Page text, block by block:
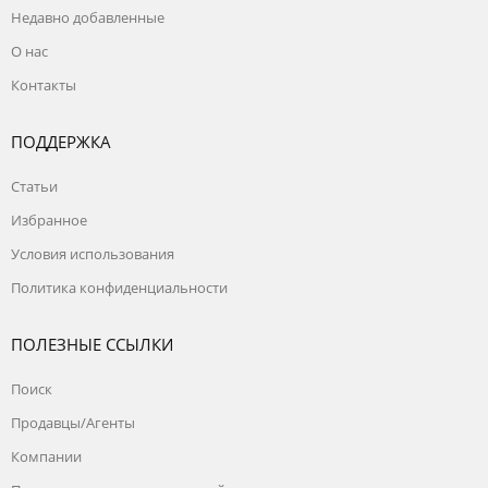
- выходной.
Недавно добавленные
О нас
Контакты
ПОДДЕРЖКА
Статьи
Избранное
Условия использования
Политика конфиденциальности
ПОЛЕЗНЫЕ ССЫЛКИ
Поиск
Продавцы/Агенты
Компании